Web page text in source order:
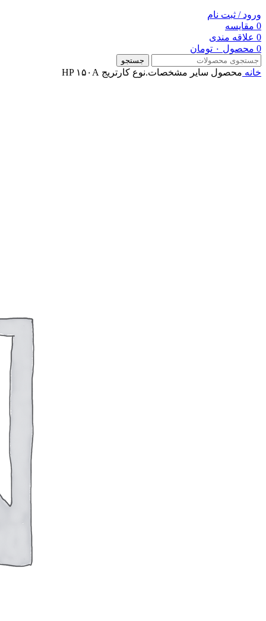
ورود / ثبت نام
0 مقایسه
0 علاقه مندی
0 محصول ۰ تومان
جستجو
خانه محصول سایر مشخصات.نوع کارتریج HP ۱۵۰A